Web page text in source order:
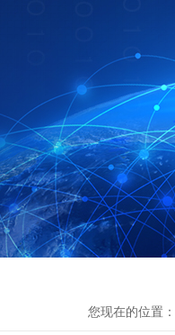
您现在的位置：